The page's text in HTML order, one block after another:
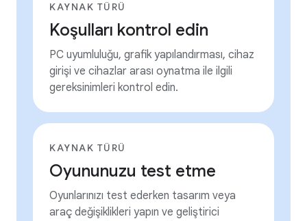
KAYNAK TÜRÜ
Koşulları kontrol edin
PC uyumluluğu, grafik yapılandırması, cihaz
girişi ve cihazlar arası oynatma ile ilgili
gereksinimleri kontrol edin.
KAYNAK TÜRÜ
Oyununuzu test etme
Oyunlarınızı test ederken tasarım veya
araç değişiklikleri yapın ve geliştirici